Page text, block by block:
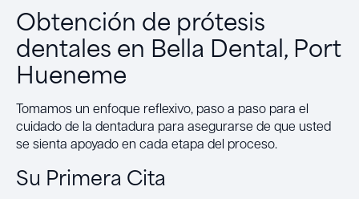
Obtención de prótesis
dentales en Bella Dental, Port
Hueneme
Tomamos un enfoque reflexivo, paso a paso para el
cuidado de la dentadura para asegurarse de que usted
se sienta apoyado en cada etapa del proceso.
Su Primera Cita